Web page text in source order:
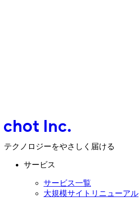
テクノロジーをやさしく届ける
サービス
サービス一覧
大規模サイトリニューアル